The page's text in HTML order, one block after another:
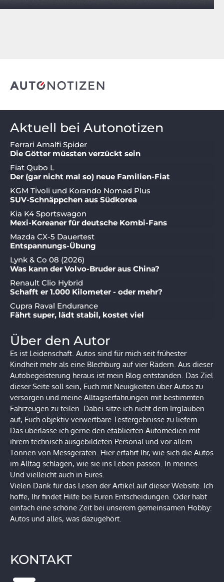
Aktuell bei Autonotizen
Ferrari Amalfi Spider
Die Götter müssten verzückt sein
Fiat Qubo L
Der (gar nicht mal so) neue Familien-Fiat
KGM Tivoli und Korando Nomad Plus
SUV-Schnäppchen aus Südkorea
Kia K4 Sportswagon
Mexi-Koreaner für deutsche Kombi-Fans
Mazda CX-5 Dauertest
Entspannungs-Übung
Lynk & Co 08 (2026)
Was kann der Volvo-Bruder aus China?
Renault Clio Hybrid
Schafft er 1.000 Kilometer - oder mehr?
Cupra Raval Endurance
Fährt super, lädt stabil, kostet viel
Über den Autor
Es ist Leidenschaft. Autos sind für mich seit frühester
Kindheit mehr als eine Blechburg auf vier Rädern. Aus dieser
Autobegeisterung heraus ist mein Blog entstanden. Das Ziel
dieser Seite soll sein, Euch mit Neuigkeiten über Autos zu
versorgen und meine Alltagserfahrungen mit bestimmten
Fahrzeugen zu teilen. Dabei sitze ich nicht dem Irrglauben
auf, Euch objektiv verwertbare Testergebnisse zu liefern.
Das überlasse ich gerne den etablierten Automedien mit
ihrem technisch ausgebildeten Personal und vor allem
Tonnen von Messgeräten. Hier erfahrt Ihr, wie sich die Autos
im Alltag schlagen, wie sie ins Leben passen. In meines.
Und vielleicht auch in Eures.
Vielen Dank für das Lesen der Artikel auf dieser Website. Ich
hoffe, Ihr findet Hilfe bei Euren Entscheidungen. Oder habt
einfach eine schöne Zeit bei unserem gemeinsamen Hobby:
Autos und alles, was dazugehört.
KONTAKT